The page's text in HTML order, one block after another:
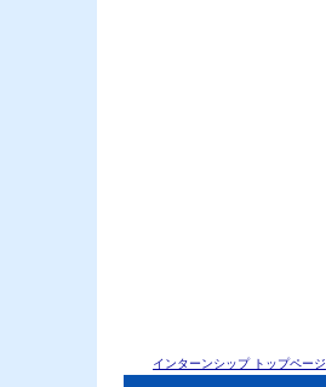
インターンシップ トップページ